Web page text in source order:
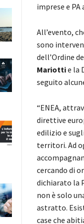
imprese e
All’evento,
sono
dell’Ordine
Mariottie la
seguito
“ENEA,
direttive
edilizio e
territori. Ad
cercando di
dichiarato la
non è solo
astratto.
case che